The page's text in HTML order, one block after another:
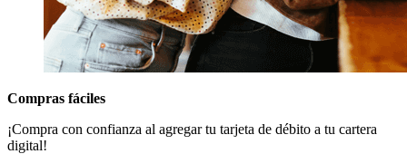
Compras fáciles
¡Compra con confianza al agregar tu tarjeta de débito a tu cartera
digital!